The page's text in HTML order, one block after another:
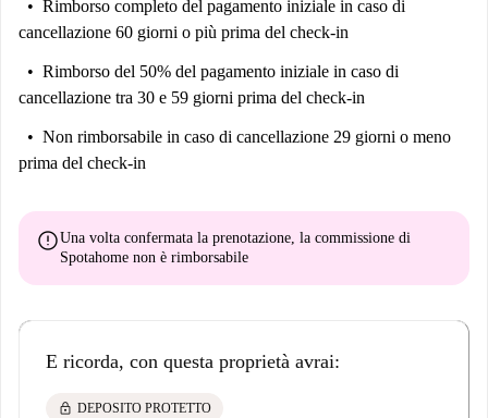
Rimborso completo del pagamento iniziale in caso di
cancellazione 60 giorni o più prima del check-in
Rimborso del 50% del pagamento iniziale in caso di
cancellazione tra 30 e 59 giorni prima del check-in
Non rimborsabile in caso di cancellazione 29 giorni o meno
prima del check-in
errorUna volta confermata la prenotazione, la commissione di
Spotahome non è rimborsabile
E ricorda, con questa proprietà avrai:
lock DEPOSITO PROTETTO